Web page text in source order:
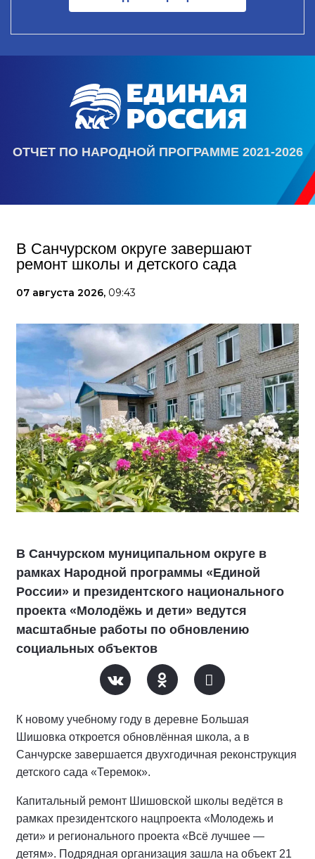
ОТЧЕТ ПО НАРОДНОЙ ПРОГРАММЕ 2021-2026
В Санчурском округе завершают
ремонт школы и детского сада
07 августа 2026, 09:43
В Санчурском муниципальном округе в
рамках Народной программы «Единой
России» и президентского национального
проекта «Молодёжь и дети» ведутся
масштабные работы по обновлению
социальных объектов
К новому учебному году в деревне Большая
Шишовка откроется обновлённая школа, а в
Санчурске завершается двухгодичная реконструкция
детского сада «Теремок».
Капитальный ремонт Шишовской школы ведётся в
рамках президентского нацпроекта «Молодежь и
дети» и регионального проекта «Всё лучшее —
детям». Подрядная организация зашла на объект 21